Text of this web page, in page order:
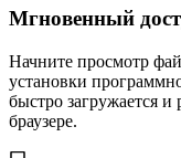
Мгновенный
Начните просмотр
установки
быстро загружается
браузере.